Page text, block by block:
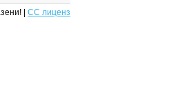
| CC лиценз